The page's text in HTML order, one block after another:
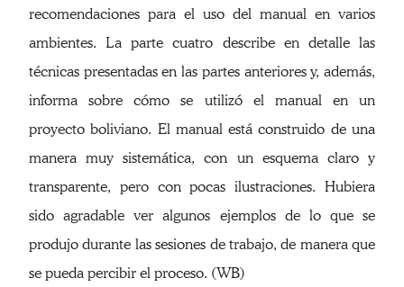
recomendaciones para el uso del manual en varios
ambientes. La parte cuatro describe en detalle las
técnicas presentadas en las partes anteriores y, además,
informa sobre cómo se utilizó el manual en un
proyecto boliviano. El manual está construido de una
manera muy sistemática, con un esquema claro y
transparente, pero con pocas ilustraciones. Hubiera
sido agradable ver algunos ejemplos de lo que se
produjo durante las sesiones de trabajo, de manera que
se pueda percibir el proceso. (WB)